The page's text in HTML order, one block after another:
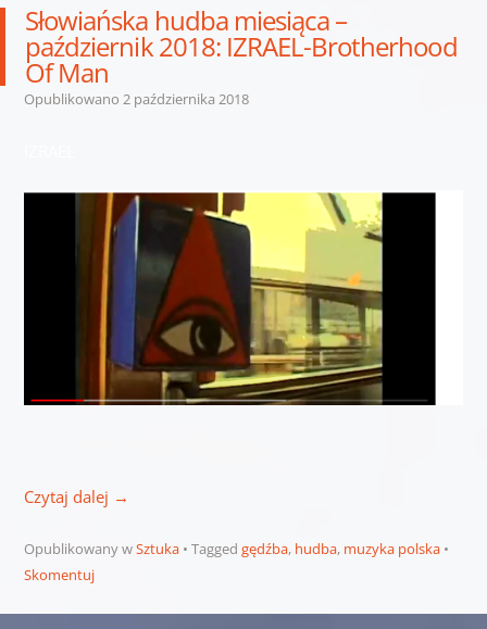
Słowiańska hudba miesiąca –
październik 2018: IZRAEL-Brotherhood
Of Man
Opublikowano 2 października 2018
Czytaj dalej →
Opublikowany wSztuka Tagged gędźba, hudba, muzyka polska
Skomentuj